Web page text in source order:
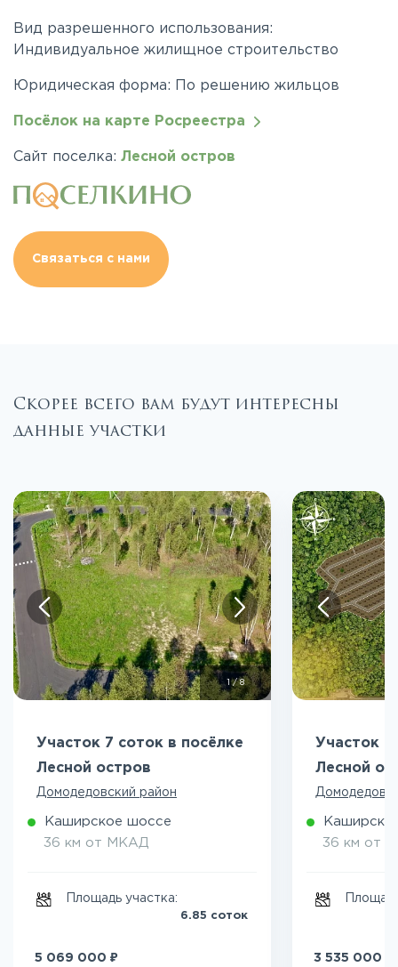
Вид разрешенного использования:
Индивидуальное жилищное строительство
Юридическая форма: По решению жильцов
Посёлок на карте Росреестра
Сайт поселка: Лесной остров
Связаться с нами
Скорее всего вам будут интересны
данные участки
/8
Участок 7 соток в посёлке
Лесной остров
Домодедовский район
Каширское шоссе
36 км от МКАД
Площадь участка:
6.85 соток
5 069 000 ₽
Участок 5
Лесной
36 км от
3 535 000